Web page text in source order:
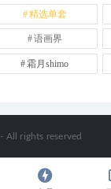
精选单套
语画界
霜月shimo
- All rights reserved